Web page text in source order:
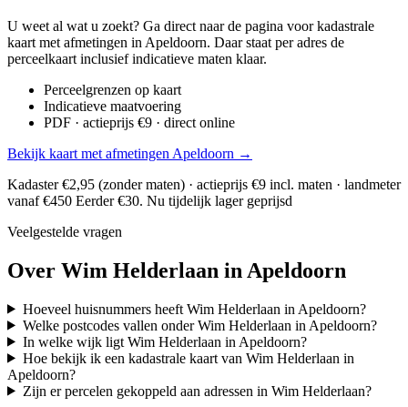
U weet al wat u zoekt? Ga direct naar de pagina voor kadastrale
kaart met afmetingen in Apeldoorn. Daar staat per adres de
perceelkaart inclusief indicatieve maten klaar.
Perceelgrenzen op kaart
Indicatieve maatvoering
PDF · actieprijs €9 · direct online
Bekijk kaart met afmetingen Apeldoorn →
Kadaster €2,95 (zonder maten) · actieprijs €9 incl. maten · landmeter
vanaf €450 Eerder €30. Nu tijdelijk lager geprijsd
Veelgestelde vragen
Over Wim Helderlaan in Apeldoorn
Hoeveel huisnummers heeft Wim Helderlaan in Apeldoorn?
Welke postcodes vallen onder Wim Helderlaan in Apeldoorn?
In welke wijk ligt Wim Helderlaan in Apeldoorn?
Hoe bekijk ik een kadastrale kaart van Wim Helderlaan in
Apeldoorn?
Zijn er percelen gekoppeld aan adressen in Wim Helderlaan?